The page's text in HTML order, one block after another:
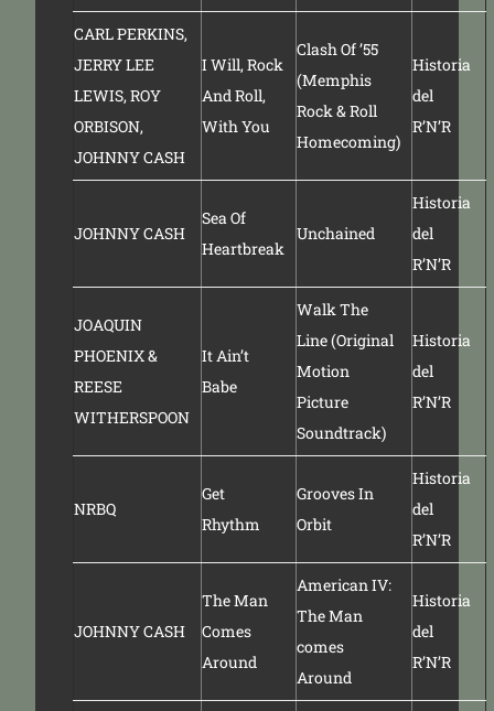
CARL PERKINS,
JERRY LEE
LEWIS,ROY
ORBISON,
JOHNNY CASH
I Will, Rock
And Roll,
With You
Clash Of ’55
(Memphis
Rock & Roll
Homecoming)
Historia
del
R’N’R
JOHNNY CASH
Sea Of
Heartbreak
Unchained
Historia
del
R’N’R
JOAQUIN
PHOENIX &
REESE
WITHERSPOON
It Ain’t
Babe
Walk The
Line (Original
Motion
Picture
Soundtrack)
Historia
del
R’N’R
NRBQ
Get
Rhythm
Grooves In
Orbit
Historia
del
R’N’R
JOHNNY CASH
The Man
Comes
Around
American IV:
The Man
comes
Around
Historia
del
R’N’R